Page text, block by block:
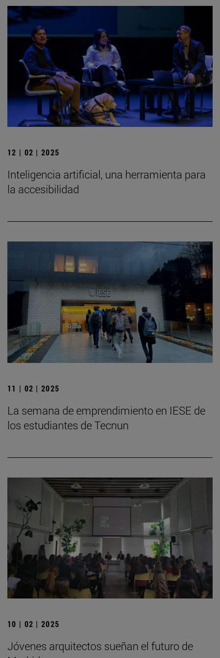
12 | 02 | 2025
Inteligencia artificial, una herramienta para
la accesibilidad
11 | 02 | 2025
La semana de emprendimiento en IESE de
los estudiantes de Tecnun
10 | 02 | 2025
Jóvenes arquitectos sueñan el futuro de